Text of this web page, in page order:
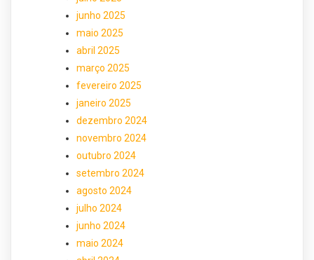
junho 2025
maio 2025
abril 2025
março 2025
fevereiro 2025
janeiro 2025
dezembro 2024
novembro 2024
outubro 2024
setembro 2024
agosto 2024
julho 2024
junho 2024
maio 2024